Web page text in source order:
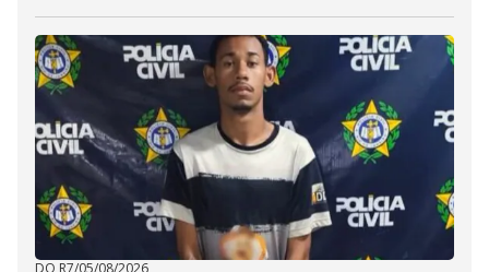
DO R7/05/08/2026